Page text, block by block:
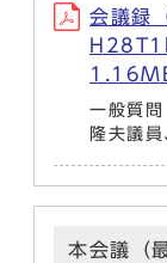
会議録
一般質
隆夫議員
本会議（